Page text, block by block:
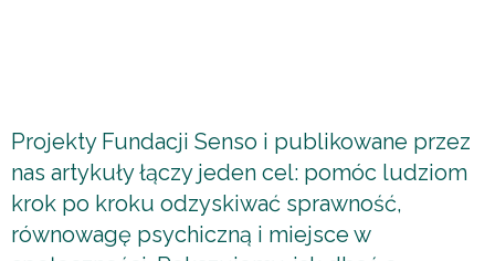
Projekty Fundacji Senso i publikowane przez
nas artykuły łączy jeden cel: pomóc ludziom
krok po kroku odzyskiwać sprawność,
równowagę psychiczną i miejsce w